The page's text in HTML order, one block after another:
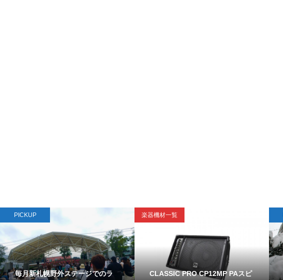
PICKUP
毎月新札幌野外ステージでのラ
楽器機材一覧
CLASSIC PRO CP12MP PAスピ